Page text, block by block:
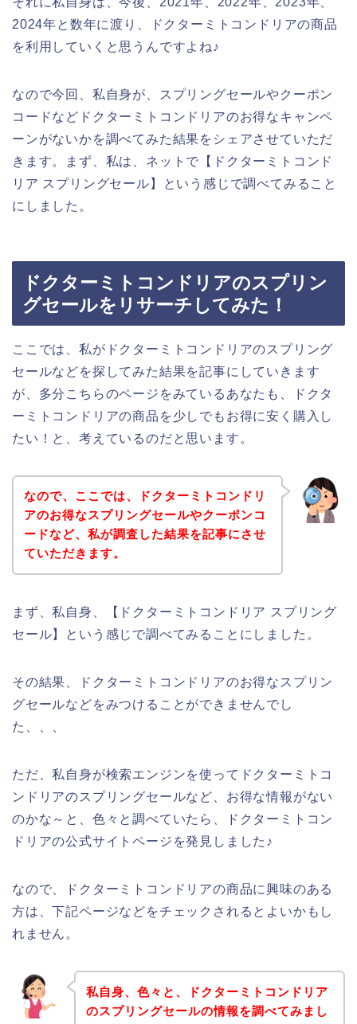
2024年と数年に渡り、ドクターミトコンドリアの商品
を利用していくと思うんですよね♪
なので今回、私自身が、スプリングセールやクーポン
コードなどドクターミトコンドリアのお得なキャンペ
ーンがないかを調べてみた結果をシェアさせていただ
きます。まず、私は、ネットで【ドクターミトコンド
リア スプリングセール】という感じで調べてみること
にしました。
ドクターミトコンドリアのスプリン
グセールをリサーチしてみた！
ここでは、私がドクターミトコンドリアのスプリング
セールなどを探してみた結果を記事にしていきます
が、多分こちらのページをみているあなたも、ドクタ
ーミトコンドリアの商品を少しでもお得に安く購入し
たい！と、考えているのだと思います。
なので、ここでは、ドクターミトコンドリ
アのお得なスプリングセールやクーポンコ
ードなど、私が調査した結果を記事にさせ
ていただきます。
まず、私自身、【ドクターミトコンドリア スプリング
セール】という感じで調べてみることにしました。
その結果、ドクターミトコンドリアのお得なスプリン
グセールなどをみつけることができませんでし
た、、、
ただ、私自身が検索エンジンを使ってドクターミトコ
ンドリアのスプリングセールなど、お得な情報がない
のかな～と、色々と調べていたら、ドクターミトコン
ドリアの公式サイトページを発見しました♪
なので、ドクターミトコンドリアの商品に興味のある
方は、下記ページなどをチェックされるとよいかもし
れません。
私自身、色々と、ドクターミトコンドリア
のスプリングセールの情報を調べてみまし